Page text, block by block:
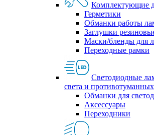
Комплектующие
Герметики
Обманки работы
Заглушки
Маски/бленды для
Переходные рамки
Светодиодные
света и
Обманки для
Аксессуары
Переходники